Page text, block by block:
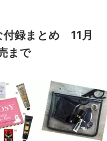
付録まとめ 11月
まで